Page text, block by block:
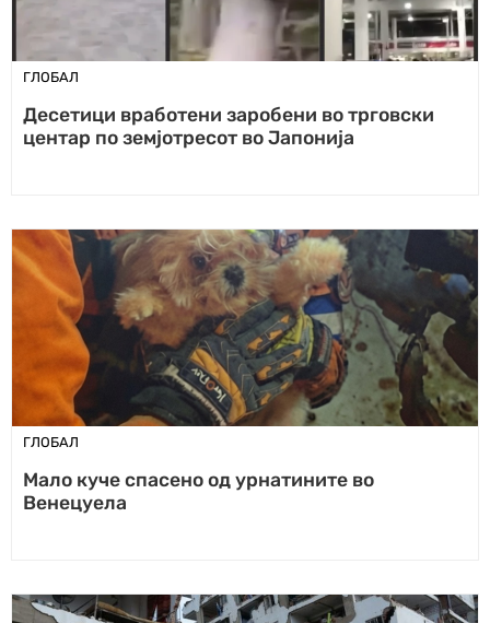
ГЛОБАЛ
Десетици вработени заробени во трговски
центар по земјотресот во Јапонија
ГЛОБАЛ
Мало куче спасено од урнатините во
Венецуела